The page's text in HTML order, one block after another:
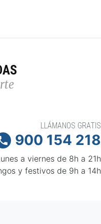
LLÁMANOS GRATIS
900 154 218
a viernes de 8h a 21h
y festivos de 9h a 14h